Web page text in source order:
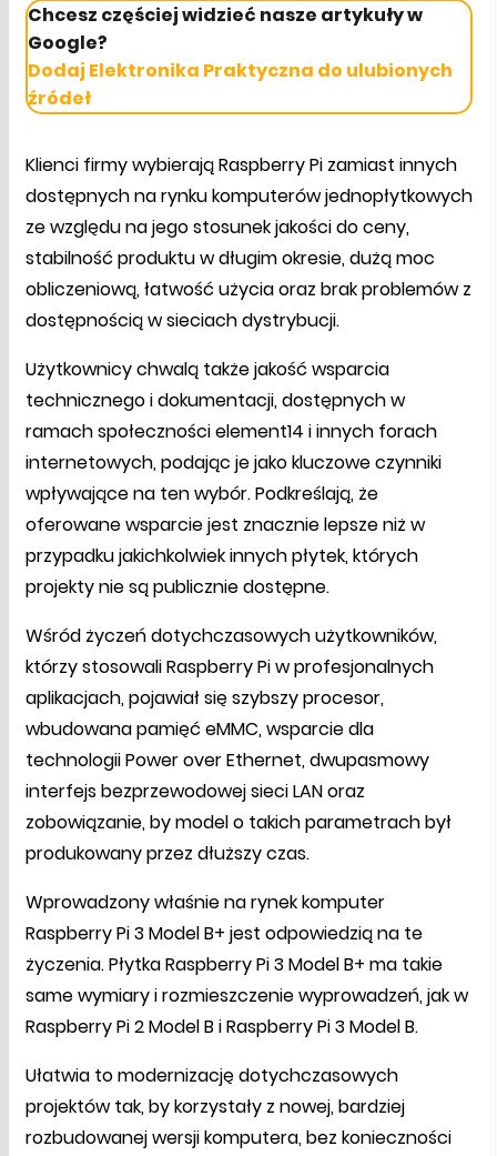
Chcesz częściej widzieć nasze artykuły w
Google?
Dodaj Elektronika Praktyczna do ulubionych
źródeł
Klienci firmy wybierają Raspberry Pi zamiast innych
dostępnych na rynku komputerów jednopłytkowych
ze względu na jego stosunek jakości do ceny,
stabilność produktu w długim okresie, dużą moc
obliczeniową, łatwość użycia oraz brak problemów z
dostępnością w sieciach dystrybucji.
Użytkownicy chwalą także jakość wsparcia
technicznego i dokumentacji, dostępnych w
ramach społeczności element14 i innych forach
internetowych, podając je jako kluczowe czynniki
wpływające na ten wybór. Podkreślają, że
oferowane wsparcie jest znacznie lepsze niż w
przypadku jakichkolwiek innych płytek, których
projekty nie są publicznie dostępne.
Wśród życzeń dotychczasowych użytkowników,
którzy stosowali Raspberry Pi w profesjonalnych
aplikacjach, pojawiał się szybszy procesor,
wbudowana pamięć eMMC, wsparcie dla
technologii Power over Ethernet, dwupasmowy
interfejs bezprzewodowej sieci LAN oraz
zobowiązanie, by model o takich parametrach był
produkowany przez dłuższy czas.
Wprowadzony właśnie na rynek komputer
Raspberry Pi 3 Model B+ jest odpowiedzią na te
życzenia. Płytka Raspberry Pi 3 Model B+ ma takie
same wymiary i rozmieszczenie wyprowadzeń, jak w
Raspberry Pi 2 Model B i Raspberry Pi 3 Model B.
Ułatwia to modernizację dotychczasowych
projektów tak, by korzystały z nowej, bardziej
rozbudowanej wersji komputera, bez konieczności